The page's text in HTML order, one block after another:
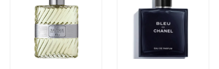
Hoa Oải Hương Quýt
MIDDLE NOTES